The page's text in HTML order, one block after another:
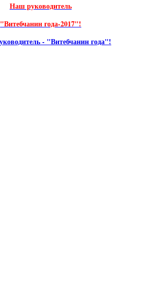
Наш руководитель
"Витебчанин года-2017"!